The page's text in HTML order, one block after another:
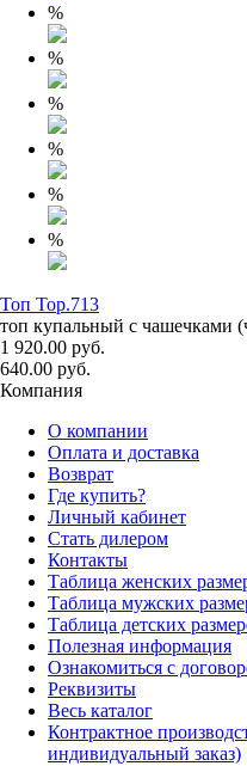
%
%
%
%
%
%
Топ Top.713
топ купальный с чашечками
1 920.00 руб.
640.00 руб.
Компания
О компании
Оплата и доставка
Возврат
Где купить?
Личный кабинет
Стать дилером
Контакты
Таблица женских
Таблица мужских
Таблица детских
Полезная информация
Ознакомиться с
Реквизиты
Весь каталог
Контрактное
индивидуальный заказ)